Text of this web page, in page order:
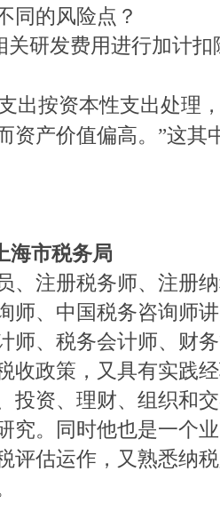
同的风险点？
关研发费用进行加计
出按资本性支出处理
资产价值偏高。”这其
海市税务局
、注册税务师、注册
师、中国税务咨询师
师、税务会计师、财
收政策，又具有实践
投资、理财、组织和
究。同时他也是一个
评估运作，又熟悉纳